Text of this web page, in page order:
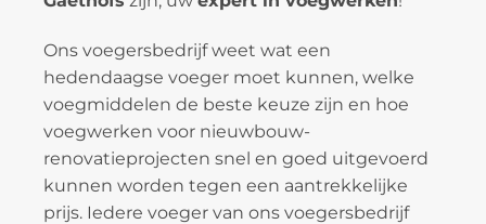
Ons voegersbedrijf weet wat een
hedendaagse voeger moet kunnen, welke
voegmiddelen de beste keuze zijn en hoe
voegwerken voor nieuwbouw-
renovatieprojecten snel en goed uitgevoerd
kunnen worden tegen een aantrekkelijke
prijs. Iedere voeger van ons voegersbedrijf